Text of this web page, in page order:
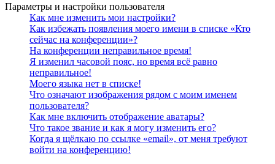
Параметры и настройки пользователя
Как мне изменить мои настройки?
Как избежать появления моего имени в списке «Кто
сейчас на конференции»?
На конференции неправильное время!
Я изменил часовой пояс, но время всё равно
неправильное!
Моего языка нет в списке!
Что означают изображения рядом с моим именем
пользователя?
Как мне включить отображение аватары?
Что такое звание и как я могу изменить его?
Когда я щёлкаю по ссылке «email», от меня требуют
войти на конференцию!